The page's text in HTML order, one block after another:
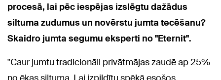
procesā, lai pēc iespējas izslēgtu dažādus
siltuma zudumus un novērstu jumta tecēšanu?
Skaidro jumta segumu eksperti no "Eternit".
"Caur jumtu tradicionāli privātmājas zaudē ap 25%